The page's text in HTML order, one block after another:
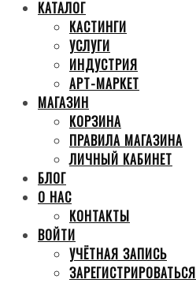
КАТАЛОГ
КАСТИНГИ
УСЛУГИ
ИНДУСТРИЯ
АРТ-МАРКЕТ
МАГАЗИН
КОРЗИНА
ПРАВИЛА МАГАЗИНА
ЛИЧНЫЙ КАБИНЕТ
БЛОГ
О НАС
КОНТАКТЫ
ВОЙТИ
УЧЁТНАЯ ЗАПИСЬ
ЗАРЕГИСТРИРОВАТЬСЯ